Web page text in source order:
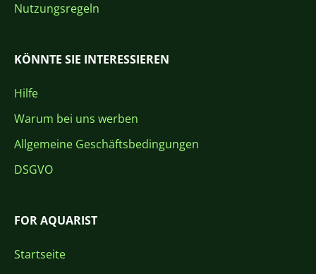
Nutzungsregeln
KÖNNTE SIE INTERESSIEREN
Hilfe
Warum bei uns werben
Allgemeine Geschäftsbedingungen
DSGVO
FOR AQUARIST
Startseite